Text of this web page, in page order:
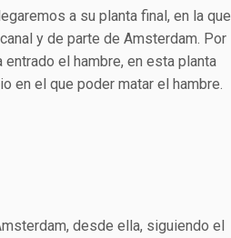
a su planta final, en la que
y de parte de Amsterdam. Por
el hambre, en esta planta
en el que poder matar el hambre.
desde ella, siguiendo el